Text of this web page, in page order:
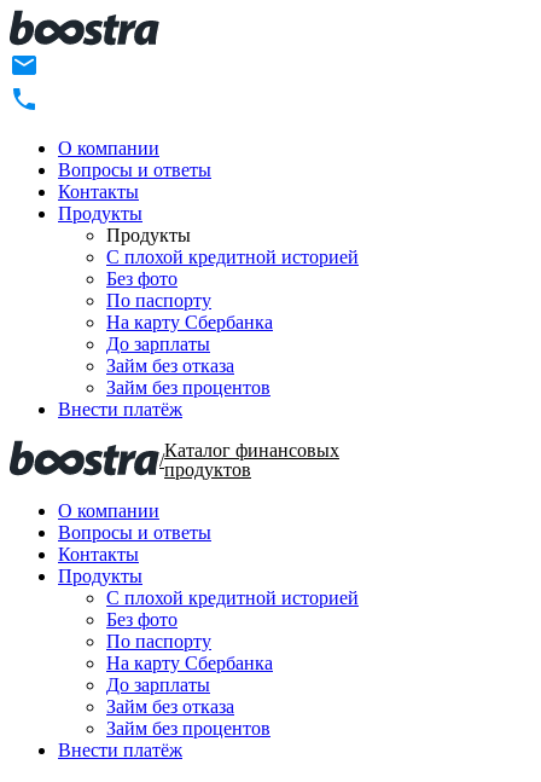
О компании
Вопросы и ответы
Контакты
Продукты
Продукты
C плохой кредитной историей
Без фото
По паспорту
На карту Сбербанка
До зарплаты
Займ без отказа
Займ без процентов
Внести платёж
/Каталог финансовых
продуктов
О компании
Вопросы и ответы
Контакты
Продукты
C плохой кредитной историей
Без фото
По паспорту
На карту Сбербанка
До зарплаты
Займ без отказа
Займ без процентов
Внести платёж